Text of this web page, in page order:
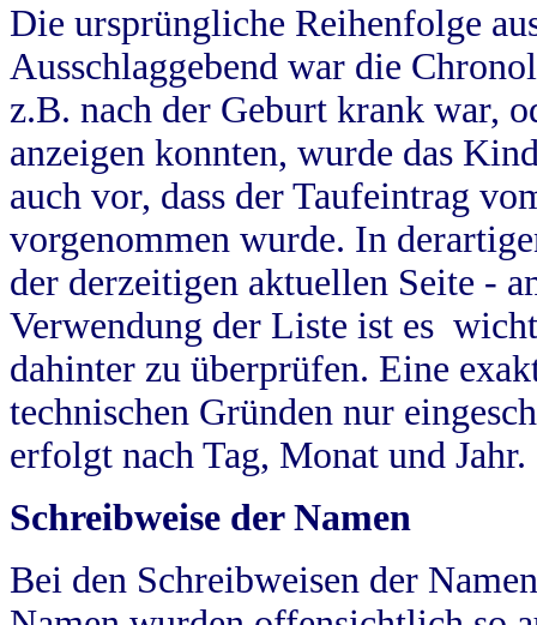
Die ursprüngliche Reihenfolge
Ausschlaggebend war die
z.B. nach der Geburt krank war,
anzeigen konnten, wurde das
auch vor, dass der Taufeintrag
vorgenommen wurde. In
der derzeitigen aktuellen Seite -
Verwendung der Liste ist es
dahinter zu überprüfen. Eine
technischen Gründen nur
erfolgt nach Tag, Monat und Jahr.
Schreibweise der Namen
Bei den Schreibweisen der